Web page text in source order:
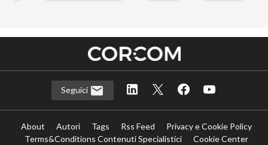
Seguici
About Autori Tags Rss Feed
Privacy e Cookie Policy
Terms&Conditions Contenuti Specialistici
Cookie Center